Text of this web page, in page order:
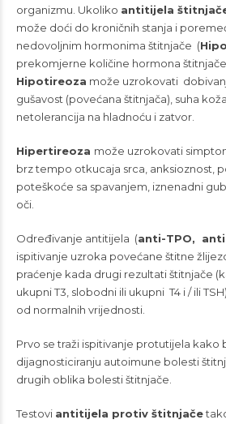
organizmu. Ukoliko antitijela
može doći do kroničnih stanja i
nedovoljnim hormonima štitnjače (
prekomjerne količine hormona
Hipotireoza može uzrokovati
gušavost (povećana štitnjača), suha
netolerancija na hladnoću i zatvor.
Hipertireoza može uzrokovati
brz tempo otkucaja srca, anksioznost,
poteškoće sa spavanjem, iznenadni
oči.
Određivanje antitijela (anti-TPO,
ispitivanje uzroka povećane štitne
praćenje kada drugi rezultati štitnjače
ukupni T3, slobodni ili ukupni T4 i / ili
od normalnih vrijednosti.
Prvo se traži ispitivanje protutijela kako
dijagnosticiranju autoimune bolesti
drugih oblika bolesti štitnjače.
Testovi antitijela protiv štitnjače